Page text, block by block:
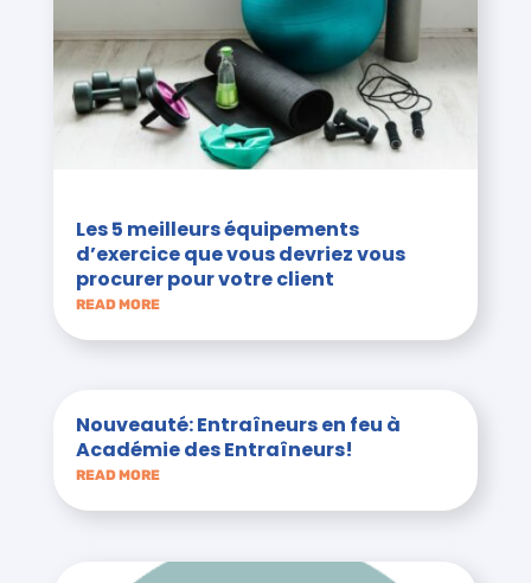
Les 5 meilleurs équipements
d’exercice que vous devriez vous
procurer pour votre client
READ MORE
Nouveauté: Entraîneurs en feu à
Académie des Entraîneurs!
READ MORE